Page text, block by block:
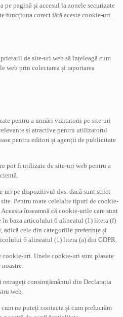
pe pagină și accesul la zonele securizate
funcționa corect fără aceste cookie-uri.
de site-uri web să înțeleagă cum
web prin colectarea și raportarea
pentru a urmări vizitatorii pe site-uri
și atractive pentru utilizatorul
pentru editori și agenții de publicitate
pot fi utilizate de site-uri web pentru a
uri pe dispozitivul dvs. dacă sunt strict
Pentru toate celelalte tipuri de cookie-
înseamnă că cookie-urile care sunt
în baza articolului 6 alineatul (1) litera (f)
adică cele din categoriile preferințe și
6 alineatul (1) litera (a) din GDPR.
uri. Unele cookie-uri sunt plasate
retrageți consimțământul din Declarația
web.
ne puteți contacta și cum prelucrăm